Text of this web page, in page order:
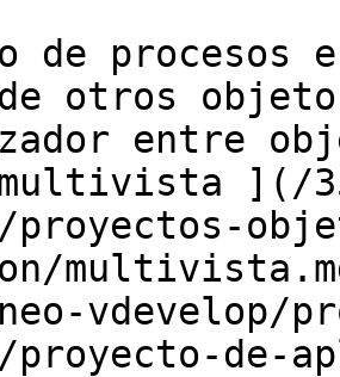
de procesos
otros
entre
](/
proyectos-
vdevelop/
de-